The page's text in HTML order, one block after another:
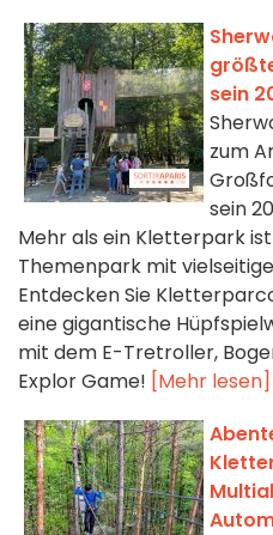
sein
zum
sein
Mehr als ein Kletterpark
Themenpark mit
Entdecken Sie
eine gigantische
mit dem E-Tretroller,
Explor Game! [Mehr lesen]